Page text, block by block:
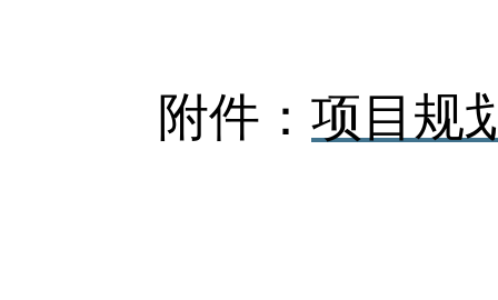
附件： 项目规